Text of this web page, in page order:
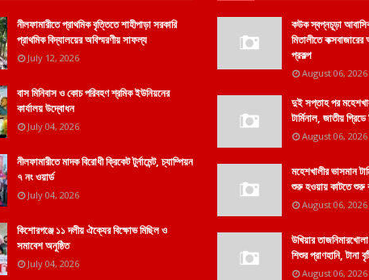
নীলফামারীতে প্রাথমিক বৃত্তিতে শাহীপাড়া সরকারি
প্রাথমিক বিদ্যালয়ের অবিস্মরণীয় সাফল্য
July 12, 2026
বাস মিনিবাস ও কোচ পরিবহণ শ্রমিক ইউনিয়নের
কার্যালয় উদ্বোধন
July 04, 2026
নীলফামারীতে মাদক বিরোধী ক্রিকেট টুর্নামেন্ট, চ্যাম্পিয়ন
৭ নং ওয়ার্ড
July 04, 2026
কিশোরগঞ্জে ১১ দলীয় ঐক্যের বিক্ষোভ মিছিল ও
সমাবেশ অনুষ্ঠিত
July 04, 2026
কউক স্বপ্নচূড়া
মিতালীতে
প্রকল্প
August 06, 2026
দুই সপ্তাহ পর
টার্মিনাল, জাতীয়
August 06, 2026
মহেশখালীর ভাসমান
শুরু হওয়ায় কাটতে শুরু
August 06, 2026
উখিয়ার
শিশুর প্রাণহানি, টানা
August 06, 2026